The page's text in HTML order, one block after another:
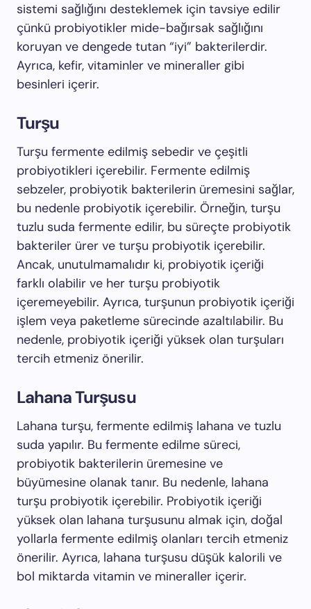
sistemi sağlığını desteklemek için tavsiye edilir
çünkü probiyotikler mide-bağırsak sağlığını
koruyan ve dengede tutan “iyi” bakterilerdir.
Ayrıca, kefir, vitaminler ve mineraller gibi
besinleri içerir.
Turşu
Turşu fermente edilmiş sebedir ve çeşitli
probiyotikleri içerebilir. Fermente edilmiş
sebzeler, probiyotik bakterilerin üremesini sağlar,
bu nedenle probiyotik içerebilir. Örneğin, turşu
tuzlu suda fermente edilir, bu süreçte probiyotik
bakteriler ürer ve turşu probiyotik içerebilir.
Ancak, unutulmamalıdır ki, probiyotik içeriği
farklı olabilir ve her turşu probiyotik
içeremeyebilir. Ayrıca, turşunun probiyotik içeriği
işlem veya paketleme sürecinde azaltılabilir. Bu
nedenle, probiyotik içeriği yüksek olan turşuları
tercih etmeniz önerilir.
Lahana Turşusu
Lahana turşu, fermente edilmiş lahana ve tuzlu
suda yapılır. Bu fermente edilme süreci,
probiyotik bakterilerin üremesine ve
büyümesine olanak tanır. Bu nedenle, lahana
turşu probiyotik içerebilir. Probiyotik içeriği
yüksek olan lahana turşusunu almak için, doğal
yollarla fermente edilmiş olanları tercih etmeniz
önerilir. Ayrıca, lahana turşusu düşük kalorili ve
bol miktarda vitamin ve mineraller içerir.